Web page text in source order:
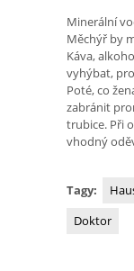
Minerální
Měchýř by
Káva,
vyhýbat,
Poté, co
zabránit
trubice. Při
vhodný
Tagy:
Doktor